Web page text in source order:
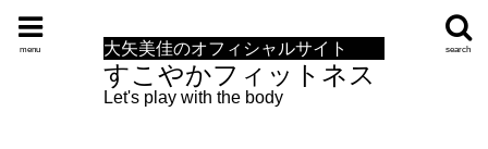
大矢美佳のオフィシャルサイト
すこやかフィットネス
Let's play with the body
search
menu